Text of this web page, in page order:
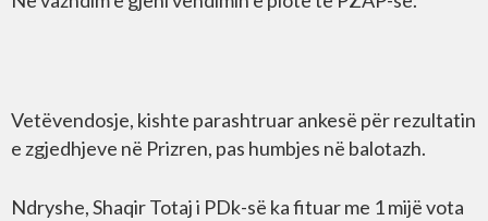
Vetëvendosje, kishte parashtruar ankesë për rezultatin
e zgjedhjeve në Prizren, pas humbjes në balotazh.
Ndryshe, Shaqir Totaj i PDk-së ka fituar me 1 mijë vota